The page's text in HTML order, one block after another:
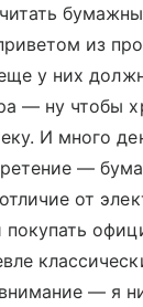
из
у них
— ну чтобы
И много
—
от
— я